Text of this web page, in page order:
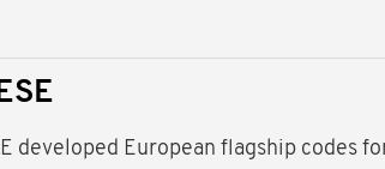
developed European flagship codes